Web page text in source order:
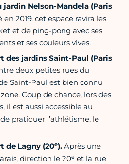
jardin Nelson-Mandela (Paris
en 2019, cet espace ravira les
et de ping-pong avec ses
et ses couleurs vives.
des jardins Saint-Paul (Paris
deux petites rues du
Saint-Paul est bien connu
Coup de chance, lors des
il est aussi accessible au
pratiquer l’athlétisme, le
de Lagny (20e). Après une
direction le 20e et la rue